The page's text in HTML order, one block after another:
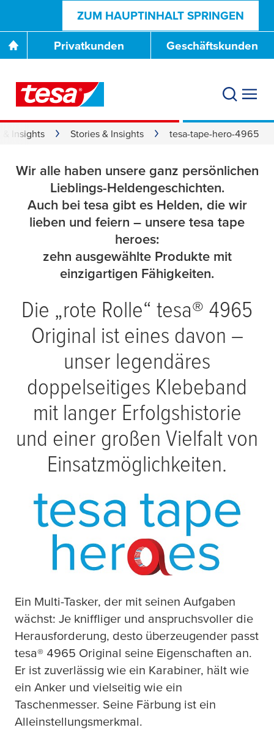
ZUM HAUPTINHALT SPRINGEN
Privatkunden Geschäftskunden
& Insights Stories & Insights tesa-tape-hero-4965
tesa® 4965 Original:
Der Verbindende
Wir alle haben unsere ganz persönlichen
Lieblings-Heldengeschichten.
Auch bei tesa gibt es Helden, die wir
lieben und feiern – unsere tesa tape
heroes:
zehn ausgewählte Produkte mit
einzigartigen Fähigkeiten.
Die „rote Rolle“ tesa® 4965
Original ist eines davon –
unser legendäres
doppelseitiges Klebeband
mit langer Erfolgshistorie
und einer großen Vielfalt von
Einsatzmöglichkeiten.
Ein Multi-Tasker, der mit seinen Aufgaben
wächst: Je kniffliger und anspruchsvoller die
Herausforderung, desto überzeugender passt
tesa® 4965 Original seine Eigenschaften an.
Er ist zuverlässig wie ein Karabiner, hält wie
ein Anker und vielseitig wie ein
Taschenmesser. Seine Färbung ist ein
Alleinstellungsmerkmal.